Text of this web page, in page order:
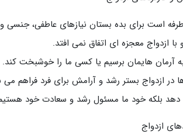
است برای بده بستان نیازهای عاطفی، جنسی
ازدواج معجزه ای اتفاق نمی افتد.
آرمان هایمان برسیم یا کسی ما را خوشبخت کند.
در ازدواج بستر رشد و آرامش برای فرد فراهم
دهد بلکه خود ما مسئول رشد و سعادت خود
ازدواج